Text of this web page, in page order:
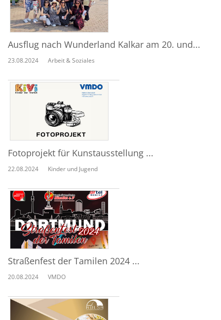
Ausflug nach Wunderland Kalkar am 20. und...
23.08.2024 Arbeit & Soziales
Fotoprojekt für Kunstausstellung ...
22.08.2024 Kinder und Jugend
Straßenfest der Tamilen 2024 ...
20.08.2024 VMDO